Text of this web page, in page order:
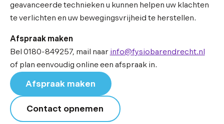
geavanceerde technieken u kunnen helpen uw klachten
te verlichten en uw bewegingsvrijheid te herstellen.
Afspraak maken
Bel 0180-849257, mail naar info@fysiobarendrecht.nl
of plan eenvoudig online een afspraak in.
Afspraak maken
Contact opnemen